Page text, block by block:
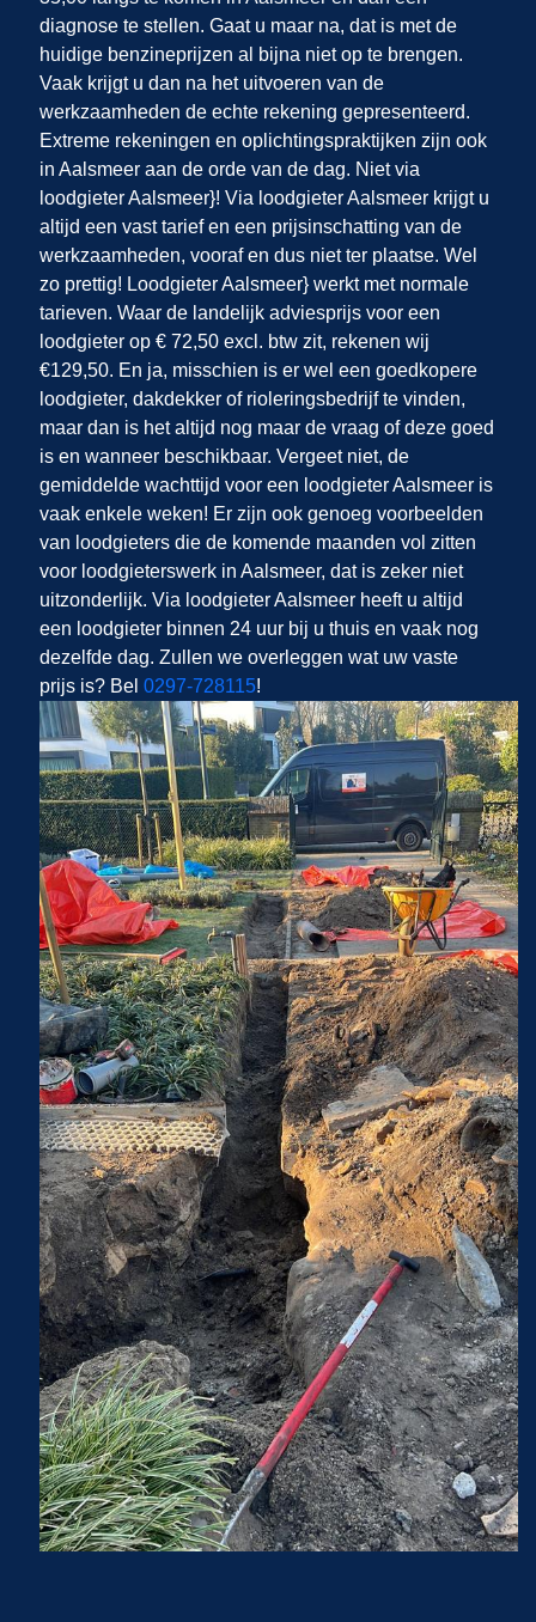
diagnose te stellen. Gaat u maar na, dat is met de
huidige benzineprijzen al bijna niet op te brengen.
Vaak krijgt u dan na het uitvoeren van de
werkzaamheden de echte rekening gepresenteerd.
Extreme rekeningen en oplichtingspraktijken zijn ook
in Aalsmeer aan de orde van de dag. Niet via
loodgieter Aalsmeer}! Via loodgieter Aalsmeer krijgt u
altijd een vast tarief en een prijsinschatting van de
werkzaamheden, vooraf en dus niet ter plaatse. Wel
zo prettig! Loodgieter Aalsmeer} werkt met normale
tarieven. Waar de landelijk adviesprijs voor een
loodgieter op € 72,50 excl. btw zit, rekenen wij
€129,50. En ja, misschien is er wel een goedkopere
loodgieter, dakdekker of rioleringsbedrijf te vinden,
maar dan is het altijd nog maar de vraag of deze goed
is en wanneer beschikbaar. Vergeet niet, de
gemiddelde wachttijd voor een loodgieter Aalsmeer is
vaak enkele weken! Er zijn ook genoeg voorbeelden
van loodgieters die de komende maanden vol zitten
voor loodgieterswerk in Aalsmeer, dat is zeker niet
uitzonderlijk. Via loodgieter Aalsmeer heeft u altijd
een loodgieter binnen 24 uur bij u thuis en vaak nog
dezelfde dag. Zullen we overleggen wat uw vaste
prijs is? Bel 0297-728115!